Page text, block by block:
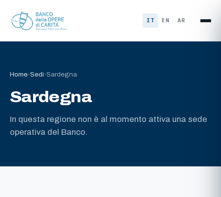
IT EN AR
Home›Sedi›Sardegna
Sardegna
In questa regione non è al momento attiva una sede
operativa del Banco.